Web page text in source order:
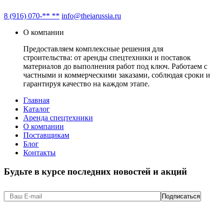
8 (916) 070-** ** info@theiarussia.ru
О компании
Предоставляем комплексные решения для
строительства: от аренды спецтехники и поставок
материалов до выполнения работ под ключ. Работаем с
частными и коммерческими заказами, соблюдая сроки и
гарантируя качество на каждом этапе.
Главная
Каталог
Аренда спецтехники
О компании
Поставщикам
Блог
Контакты
Будьте в курсе последних новостей и акций